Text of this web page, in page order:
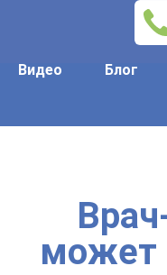
Видео Блог
может